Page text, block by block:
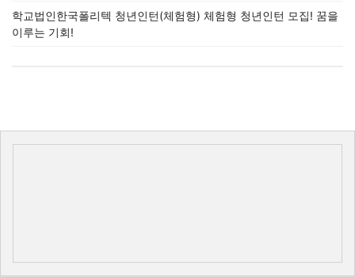
학교법인한국폴리텍 청년인턴(체험형) 체험형 청년인턴 모집! 꿈을
이루는 기회!